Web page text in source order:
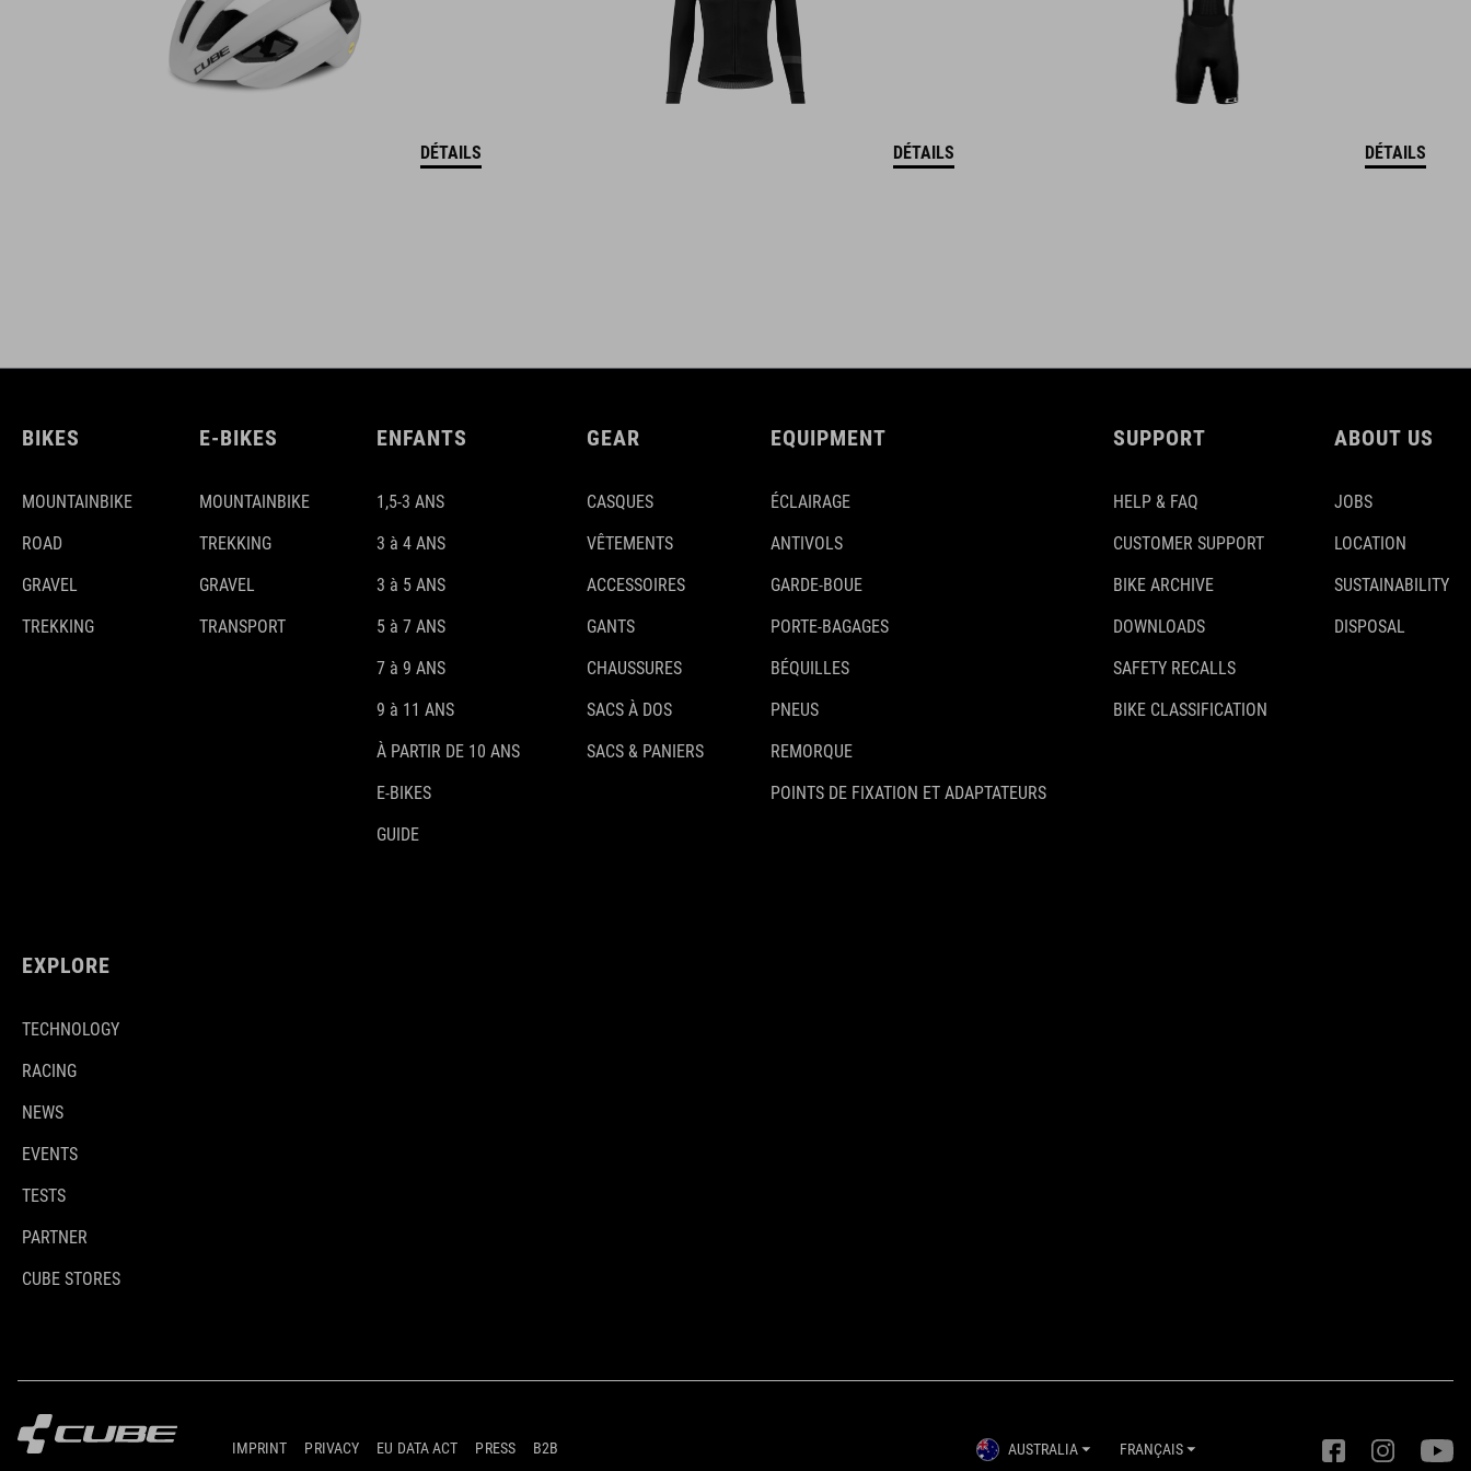
CUBE_Reel-Knob-Disc-Set_Manual_V1-2505
DÉTAILS DÉTAILS DÉTAILS
BIKES
MOUNTAINBIKE
ROAD
GRAVEL
TREKKING
E-BIKES
MOUNTAINBIKE
TREKKING
GRAVEL
TRANSPORT
ENFANTS
1,5-3 ANS
3 à 4 ANS
3 à 5 ANS
5 à 7 ANS
7 à 9 ANS
9 à 11 ANS
À PARTIR DE 10 ANS
E-BIKES
GUIDE
GEAR
CASQUES
VÊTEMENTS
ACCESSOIRES
GANTS
CHAUSSURES
SACS À DOS
SACS & PANIERS
EQUIPMENT
ÉCLAIRAGE
ANTIVOLS
GARDE-BOUE
PORTE-BAGAGES
BÉQUILLES
PNEUS
REMORQUE
POINTS DE FIXATION ET ADAPTATEURS
SUPPORT
HELP & FAQ
CUSTOMER SUPPORT
BIKE ARCHIVE
DOWNLOADS
SAFETY RECALLS
BIKE CLASSIFICATION
ABOUT US
JOBS
LOCATION
SUSTAINABILITY
DISPOSAL
EXPLORE
TECHNOLOGY
RACING
NEWS
EVENTS
TESTS
PARTNER
CUBE STORES
IMPRINT PRIVACY EU DATA ACT PRESS B2B AUSTRALIA FRANÇAIS